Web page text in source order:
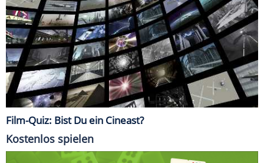
Film-Quiz: Bist Du ein Cineast?
Kostenlos spielen